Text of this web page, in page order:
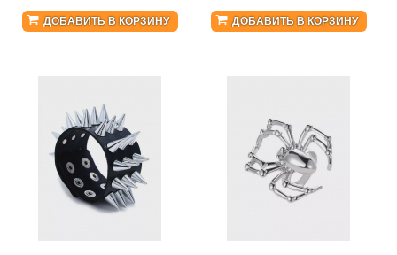
ДОБАВИТЬ В КОРЗИНУ ДОБАВИТЬ В КОРЗИНУ